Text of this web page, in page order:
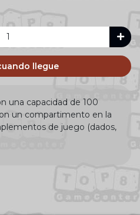
llegue
una capacidad de 100
un compartimento en la
de juego (dados,